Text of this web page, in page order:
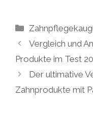
Kategorien
Vergleich und
Produkte im Test
Der ultimative
Zahnprodukte mit